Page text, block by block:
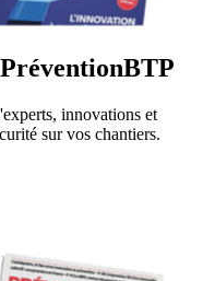
innovations et
sur vos chantiers.